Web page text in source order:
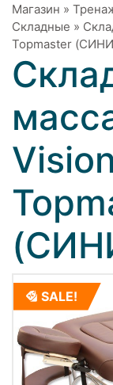
Магазин »
Складные »
Topmaster
SALE!